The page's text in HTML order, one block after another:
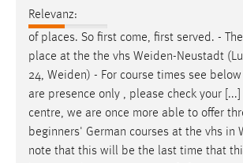
Relevanz:
of places. So first come, first served. -
place at the the vhs Weiden-Neustadt
24, Weiden) - For course times see
are presence only , please check your
centre, we are once more able to offer
beginners' German courses at the vhs in
note that this will be the last time that
Cookie Laufzeit:
Chat
Name: